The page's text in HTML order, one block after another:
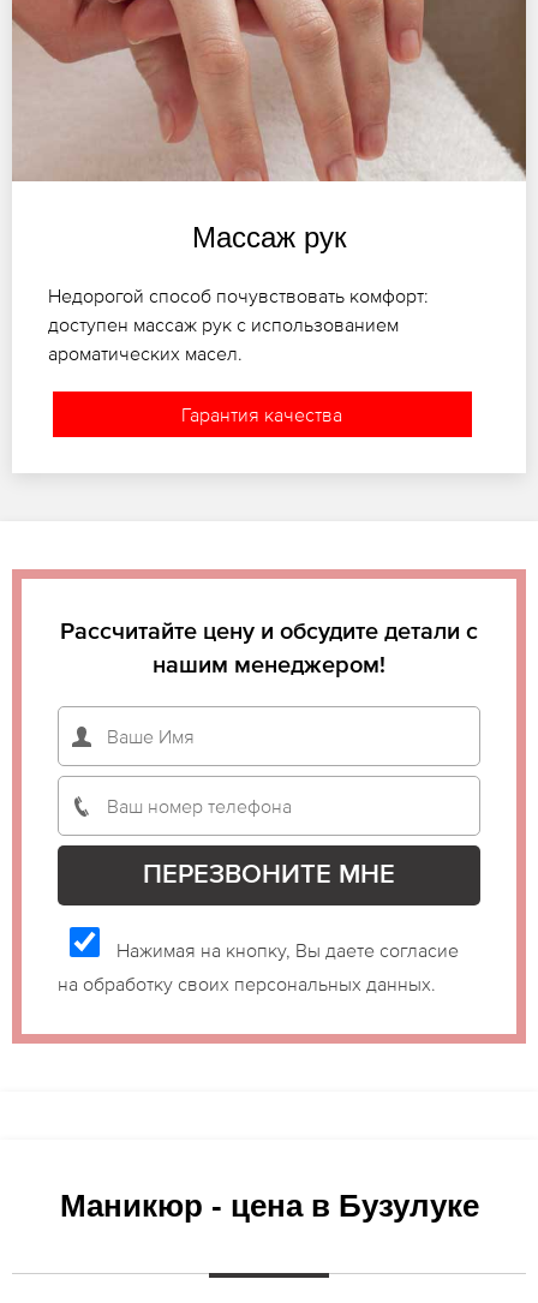
Массаж рук
Недорогой способ почувствовать комфорт:
доступен массаж рук с использованием
ароматических масел.
Гарантия качества
Рассчитайте цену и обсудите детали с
нашим менеджером!
Нажимая на кнопку, Вы даете согласие
на обработку своих персональных данных.
Маникюр - цена в Бузулуке